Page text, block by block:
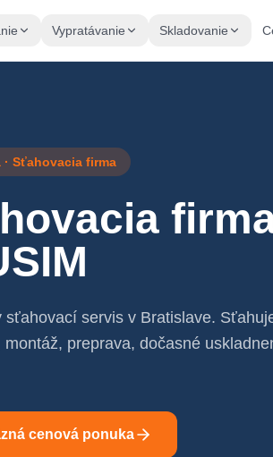
Vypratávanie Skladovanie
· Sťahovacia firma
sťahovací servis v Bratislave.
montáž, preprava, dočasné
cenová ponuka